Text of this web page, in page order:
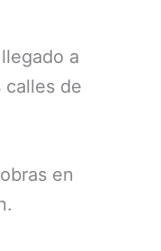
a
calles de
en